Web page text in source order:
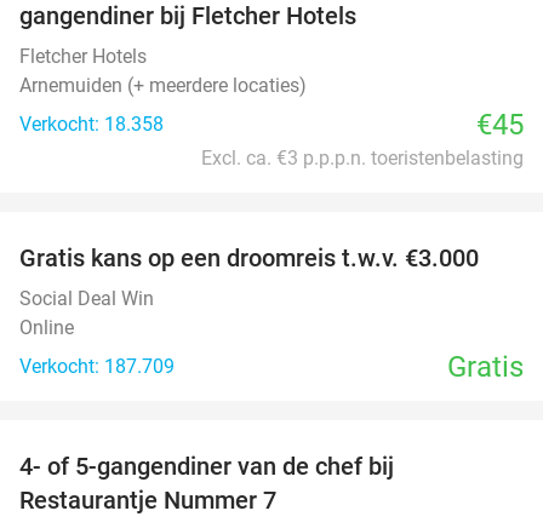
gangendiner bij Fletcher Hotels
Fletcher Hotels
Arnemuiden (+ meerdere locaties)
Verkocht: 18.358
€45
Excl. ca. €3 p.p.p.n. toeristenbelasting
Gratis kans op een droomreis t.w.v. €3.000
Social Deal Win
Online
Verkocht: 187.709
Gratis
4- of 5-gangendiner van de chef bij
Restaurantje Nummer 7